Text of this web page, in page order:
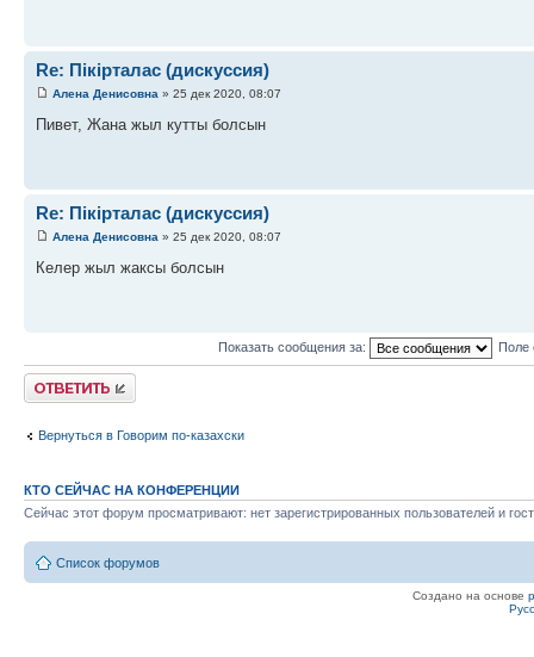
Re: Пікірталас (дискуссия)
Алена Денисовна » 25 дек 2020, 08:07
Пивет, Жана жыл кутты болсын
Re: Пікірталас (дискуссия)
Алена Денисовна » 25 дек 2020, 08:07
Келер жыл жаксы болсын
Показать сообщения за: Поле
Ответить
Вернуться в Говорим по-казахски
КТО СЕЙЧАС НА КОНФЕРЕНЦИИ
Сейчас этот форум просматривают: нет зарегистрированных пользователей и
Список форумов
Создано на основе